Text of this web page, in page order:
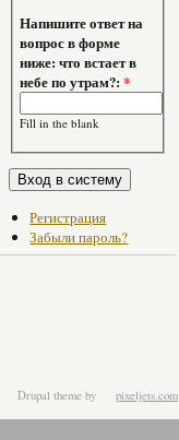
Напишите ответ на
вопрос в форме
ниже: что встает в
небе по утрам?:*
Fill in the blank
Регистрация
Забыли пароль?
Drupal theme by pixeljets.com